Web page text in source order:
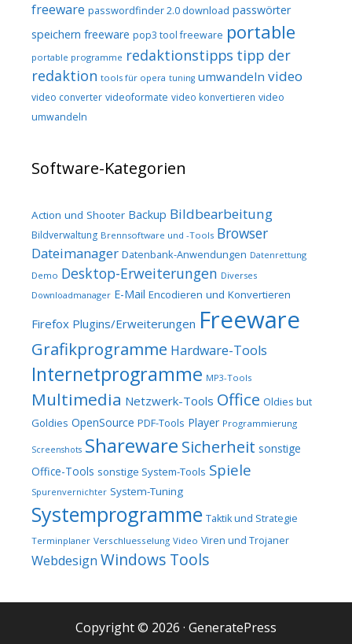
freeware passwordfinder 2.0 download passwörter
speichern freeware pop3 tool freeware portable
portable programme redaktionstipps tipp der
redaktion tools für opera tuning umwandeln video
video converter videoformate video konvertieren video
umwandeln
Software-Kategorien
Action und Shooter Backup Bildbearbeitung
Bildverwaltung Brennsoftware und -Tools Browser
Dateimanager Datenbank-Anwendungen Datenrettung
Demo Desktop-Erweiterungen Diverses
Downloadmanager E-Mail Encodieren und Konvertieren
Firefox Plugins/Erweiterungen Freeware
Grafikprogramme Hardware-Tools
Internetprogramme MP3-Tools
Multimedia Netzwerk-Tools Office Oldies but
Goldies OpenSource PDF-Tools Player Programmierung
Screenshots Shareware Sicherheit sonstige
Office-Tools sonstige System-Tools Spiele
Spurenvernichter System-Tuning
Systemprogramme Taktik und Strategie
Terminplaner Verschluesselung Video Viren und Trojaner
Webdesign Windows Tools
Copyright © 2026 · GeneratePress